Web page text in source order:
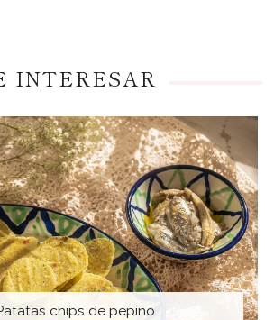
INTERESAR
chips de pepino